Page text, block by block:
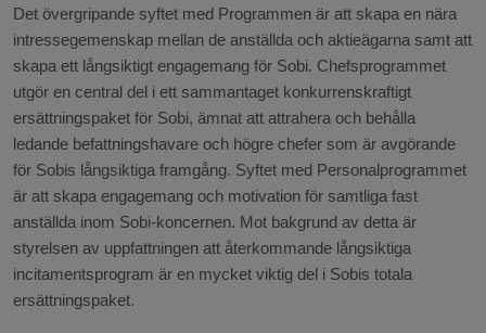
Det övergripande syftet med Programmen är att skapa en nära
intressegemenskap mellan de anställda och aktieägarna samt att
skapa ett långsiktigt engagemang för Sobi. Chefsprogrammet
utgör en central del i ett sammantaget konkurrenskraftigt
ersättningspaket för Sobi, ämnat att attrahera och behålla
ledande befattningshavare och högre chefer som är avgörande
för Sobis långsiktiga framgång. Syftet med Personalprogrammet
är att skapa engagemang och motivation för samtliga fast
anställda inom Sobi-koncernen. Mot bakgrund av detta är
styrelsen av uppfattningen att återkommande långsiktiga
incitamentsprogram är en mycket viktig del i Sobis totala
ersättningspaket.